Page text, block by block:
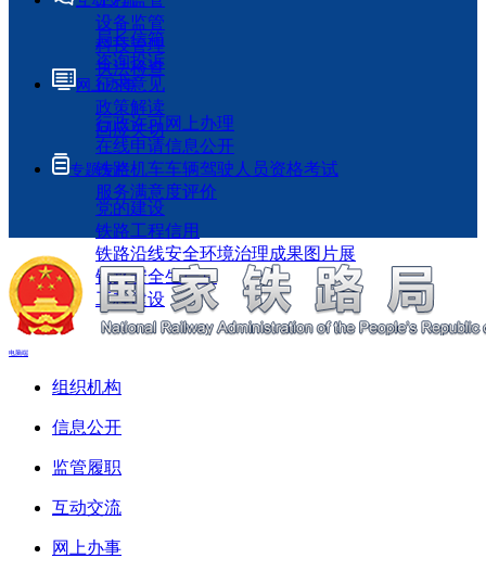
设备监管
科技管理
执法检查
局长信箱
咨询投诉
征求意见
政策解读
回应关切
网上办事
行政许可网上办理
在线申请信息公开
铁路机车车辆驾驶人员资格考试
服务满意度评价
专题专栏
党的建设
铁路工程信用
铁路沿线安全环境治理成果图片展
铁路安全生产月
工程建设
电脑端
组织机构
信息公开
监管履职
互动交流
网上办事